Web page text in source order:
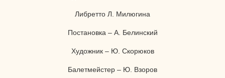
Либретто Л. Милюгина
Постановка – А. Белинский
Художник – Ю. Скорюков
Балетмейстер – Ю. Взоров